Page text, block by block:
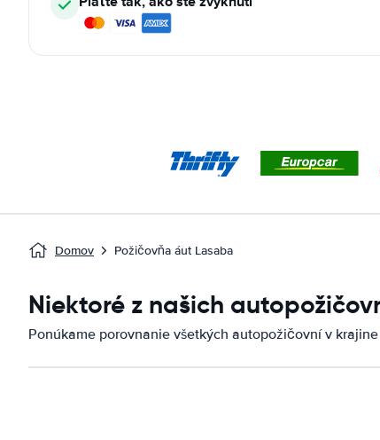
Domov Požičovňa áut Lasaba
Niektoré z našich
Ponúkame porovnanie všetkých autopožičovní v krajine